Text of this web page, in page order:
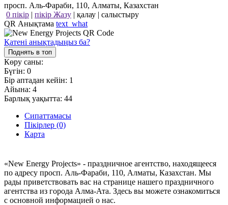
просп. Аль-Фараби, 110, Алматы, Казахстан
0 пікір | пікір Жазу | қалау | салыстыру
QR Анықтама text_what
Қатені анықтадыңыз ба?
Поднять в топ
Көру саны:
Бүгін: 0
Бір аптадан кейін: 1
Айына: 4
Барлық уақытта: 44
Сипаттамасы
Пікірлер (0)
Карта
«New Energy Projects» - праздничное агентство, находящееся
по адресу просп. Аль-Фараби, 110, Алматы, Казахстан. Мы
рады приветствовать вас на странице нашего праздничного
агентства из города Алма-Ата. Здесь вы можете ознакомиться
с основной информацией о нас.